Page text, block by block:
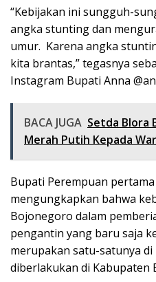
“Kebijakan ini sungguh-
angka stunting dan
umur. Karena angka
kita brantas,” tegasnya
Instagram Bupati Anna
BACA JUGA Setda Blora
Merah Putih Kepada
Bupati Perempuan
mengungkapkan bahwa
Bojonegoro dalam
pengantin yang baru saja
merupakan satu-satunya
diberlakukan di Kabupaten